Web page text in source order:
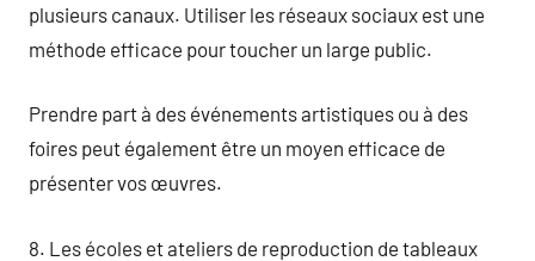
plusieurs canaux. Utiliser les réseaux sociaux est une
méthode efficace pour toucher un large public.
Prendre part à des événements artistiques ou à des
foires peut également être un moyen efficace de
présenter vos œuvres.
8. Les écoles et ateliers de reproduction de tableaux